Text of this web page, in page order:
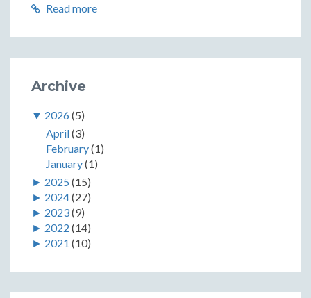
Read more
Archive
▼ 2026(5)
April(3)
February(1)
January(1)
► 2025 (15)
► 2024(27)
► 2023(9)
► 2022 (14)
► 2021 (10)